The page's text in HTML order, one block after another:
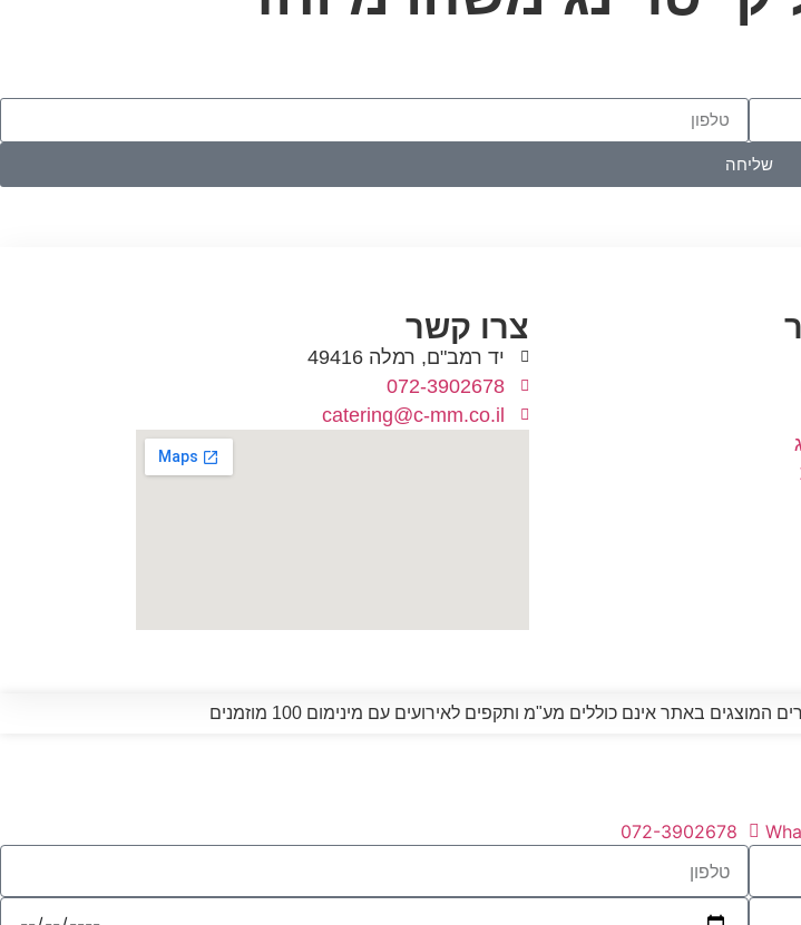
שליחה
צרו קשר
יד רמב"ם, רמלה 49416
072-3902678
catering@c-mm.co.il
072-3902678